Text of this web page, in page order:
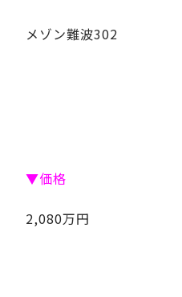
メゾン難波302
▼価格
2,080万円